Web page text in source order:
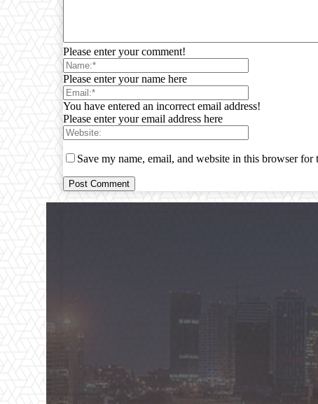
Please enter your comment!
Please enter your name here
You have entered an incorrect email address!
Please enter your email address here
Save my name, email, and website in this browser for